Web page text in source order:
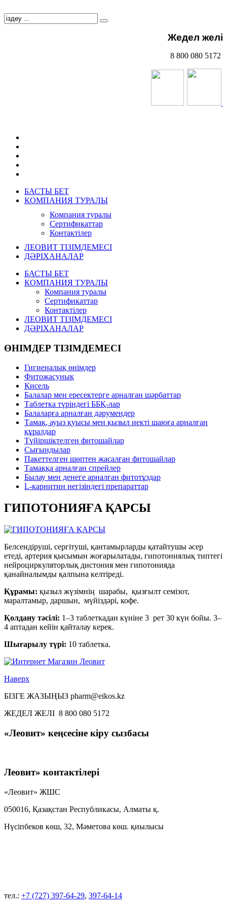
Жедел желі
8 800 080 5172
БАСТЫ БЕТ
КОМПАНИЯ ТУРАЛЫ
Компания туралы
Сертификаттар
Контактілер
ЛЕОВИТ ТІЗІМДЕМЕСІ
ДӘРІХАНАЛАР
БАСТЫ БЕТ
КОМПАНИЯ ТУРАЛЫ
Компания туралы
Сертификаттар
Контактілер
ЛЕОВИТ ТІЗІМДЕМЕСІ
ДӘРІХАНАЛАР
ӨНІМДЕР ТІЗІМДЕМЕСІ
Гигиеналық өнімдер
Фитожасунық
Кисель
Балалар мен ересектерге арналған шәрбаттар
Таблетка түріндегі ББҚ-лар
Балаларға арналған дәрумендер
Тамақ, ауыз қуысы мен қызыл иекті шаюға арналған
құралдар
Түйіршіктелген фитошайлар
Сығындылар
Пакеттелген шөптен жасалған фитошайлар
Тамаққа арналған спрейлер
Былау мен денеге арналған фитотұздар
L-карнитин негізіндегі препараттар
ГИПОТОНИЯҒА ҚАРСЫ
Белсендіруші, сергітуші, қантамырларды қатайтушы әсер
етеді, артерия қысымын жоғарылатады, гипотониялық типтегі
нейроциркуляторлық дистония мен гипотонияда
қанайналымды қалпына келтіреді.
Құрамы: қызыл жүзімнің шарабы, қызғылт семізот,
маралтамыр, даршын, мүйіздәрі, кофе.
Қолдану тәсілі: 1–3 таблеткадан күніне 3 рет 30 күн бойы. 3–
4 аптадан кейін қайталау керек.
Шығарылу түрі: 10 таблетка.
Наверх
БІЗГЕ ЖАЗЫҢЫЗ pharm@eikos.kz
ЖЕДЕЛ ЖЕЛІ 8 800 080 5172
«Леовит» кеңсесіне кіру сызбасы
Леовит» контактілері
«Леовит» ЖШС
050016, Қазақстан Республикасы, Алматы қ.
Нүсіпбеков көш, 32, Мәметова көш. қиылысы
тел.: +7 (727) 397-64-29, 397-64-14